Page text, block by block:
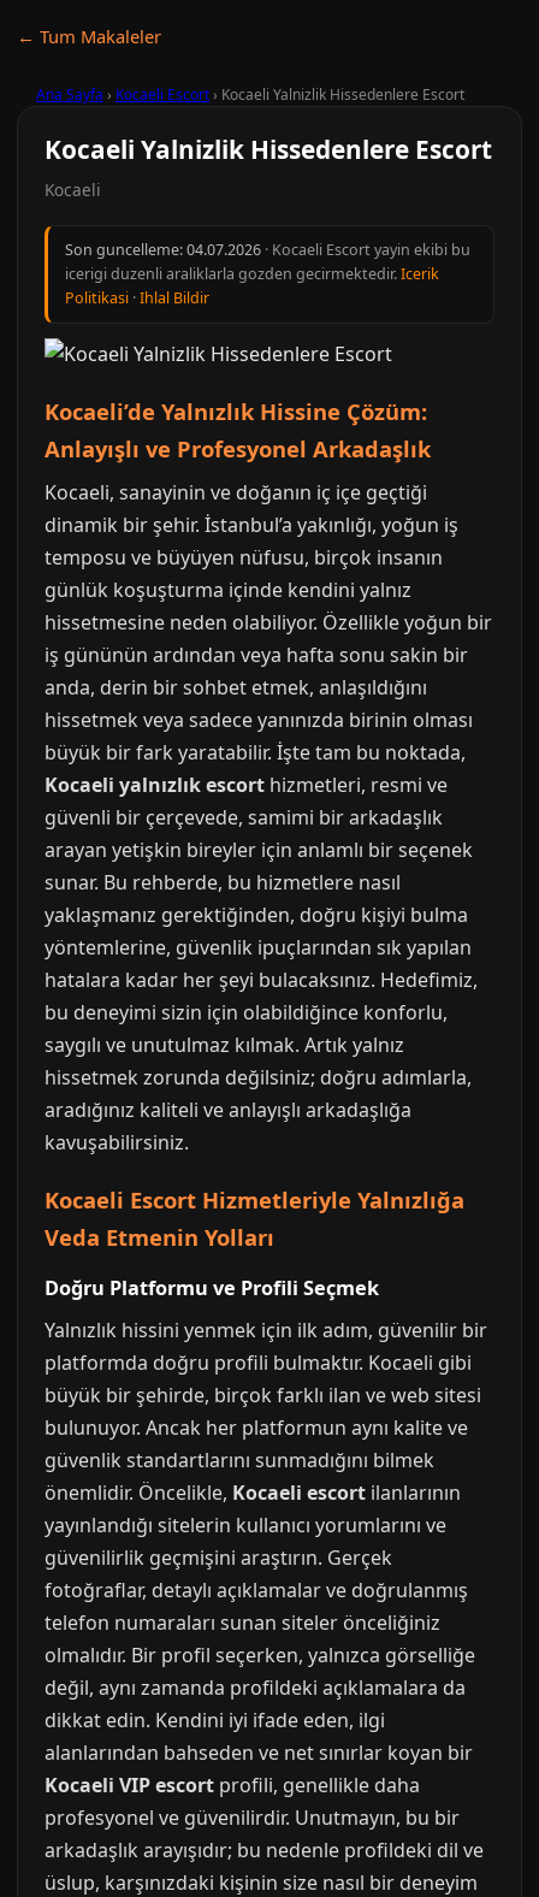
← Tum Makaleler
Ana Sayfa › Kocaeli Escort› Kocaeli Yalnizlik Hissedenlere Escort
Kocaeli Yalnizlik Hissedenlere Escort
Kocaeli
Son guncelleme:04.07.2026 · Kocaeli Escort yayin ekibi bu
icerigi duzenli araliklarla gozden gecirmektedir.Icerik
Politikasi ·Ihlal Bildir
Kocaeli’de Yalnızlık Hissine Çözüm:
Anlayışlı ve Profesyonel Arkadaşlık
Kocaeli, sanayinin ve doğanın iç içe geçtiği
dinamik bir şehir. İstanbul’a yakınlığı, yoğun iş
temposu ve büyüyen nüfusu, birçok insanın
günlük koşuşturma içinde kendini yalnız
hissetmesine neden olabiliyor. Özellikle yoğun bir
iş gününün ardından veya hafta sonu sakin bir
anda, derin bir sohbet etmek, anlaşıldığını
hissetmek veya sadece yanınızda birinin olması
büyük bir fark yaratabilir. İşte tam bu noktada,
Kocaeli yalnızlık escort hizmetleri, resmi ve
güvenli bir çerçevede, samimi bir arkadaşlık
arayan yetişkin bireyler için anlamlı bir seçenek
sunar. Bu rehberde, bu hizmetlere nasıl
yaklaşmanız gerektiğinden, doğru kişiyi bulma
yöntemlerine, güvenlik ipuçlarından sık yapılan
hatalara kadar her şeyi bulacaksınız. Hedefimiz,
bu deneyimi sizin için olabildiğince konforlu,
saygılı ve unutulmaz kılmak. Artık yalnız
hissetmek zorunda değilsiniz; doğru adımlarla,
aradığınız kaliteli ve anlayışlı arkadaşlığa
kavuşabilirsiniz.
Kocaeli Escort Hizmetleriyle Yalnızlığa
Veda Etmenin Yolları
Doğru Platformu ve Profili Seçmek
Yalnızlık hissini yenmek için ilk adım, güvenilir bir
platformda doğru profili bulmaktır. Kocaeli gibi
büyük bir şehirde, birçok farklı ilan ve web sitesi
bulunuyor. Ancak her platformun aynı kalite ve
güvenlik standartlarını sunmadığını bilmek
önemlidir. Öncelikle, Kocaeli escort ilanlarının
yayınlandığı sitelerin kullanıcı yorumlarını ve
güvenilirlik geçmişini araştırın. Gerçek
fotoğraflar, detaylı açıklamalar ve doğrulanmış
telefon numaraları sunan siteler önceliğiniz
olmalıdır. Bir profil seçerken, yalnızca görselliğe
değil, aynı zamanda profildeki açıklamalara da
dikkat edin. Kendini iyi ifade eden, ilgi
alanlarından bahseden ve net sınırlar koyan bir
Kocaeli VIP escort profili, genellikle daha
profesyonel ve güvenilirdir. Unutmayın, bu bir
arkadaşlık arayışıdır; bu nedenle profildeki dil ve
üslup, karşınızdaki kişinin size nasıl bir deneyim